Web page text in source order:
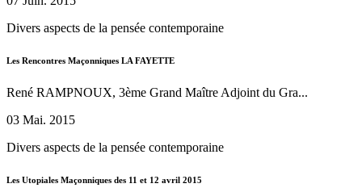
Divers aspects de la pensée contemporaine
Les Rencontres Maçonniques LA FAYETTE
René RAMPNOUX, 3ème Grand Maître Adjoint du Gra...
03 Mai. 2015
Divers aspects de la pensée contemporaine
Les Utopiales Maçonniques des 11 et 12 avril 2015